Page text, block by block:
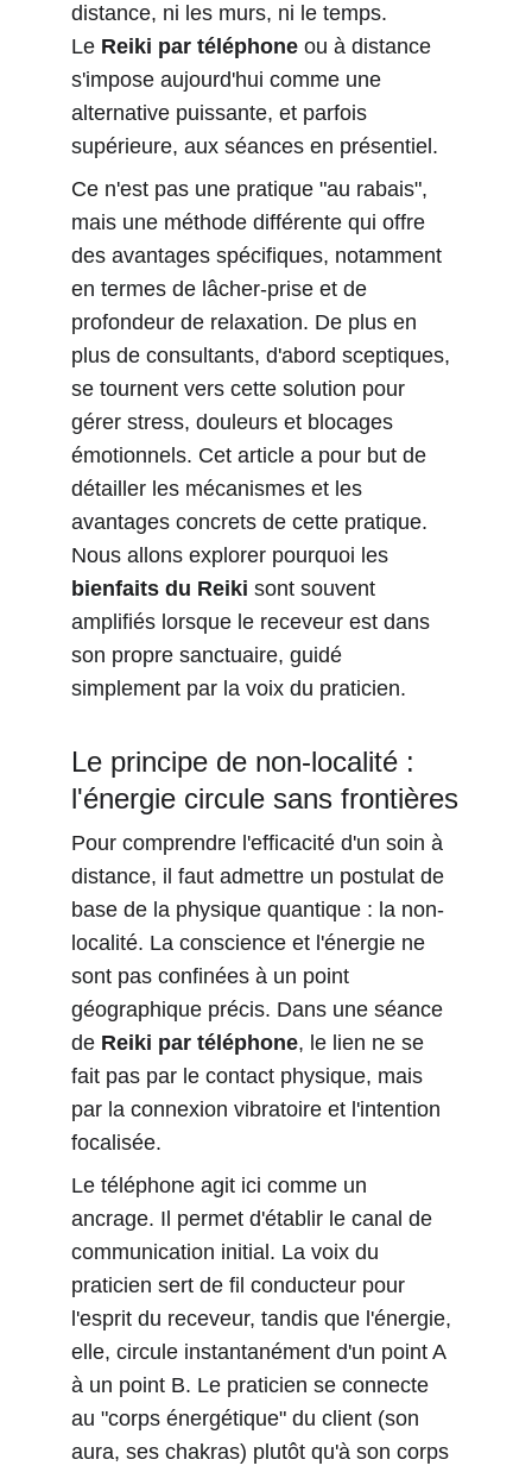
distance, ni les murs, ni le temps.
Le Reiki par téléphone ou à distance
s'impose aujourd'hui comme une
alternative puissante, et parfois
supérieure, aux séances en présentiel.
Ce n'est pas une pratique "au rabais",
mais une méthode différente qui offre
des avantages spécifiques, notamment
en termes de lâcher-prise et de
profondeur de relaxation. De plus en
plus de consultants, d'abord sceptiques,
se tournent vers cette solution pour
gérer stress, douleurs et blocages
émotionnels. Cet article a pour but de
détailler les mécanismes et les
avantages concrets de cette pratique.
Nous allons explorer pourquoi les
bienfaits du Reiki sont souvent
amplifiés lorsque le receveur est dans
son propre sanctuaire, guidé
simplement par la voix du praticien.
Le principe de non-localité :
l'énergie circule sans frontières
Pour comprendre l'efficacité d'un soin à
distance, il faut admettre un postulat de
base de la physique quantique : la non-
localité. La conscience et l'énergie ne
sont pas confinées à un point
géographique précis. Dans une séance
de Reiki par téléphone, le lien ne se
fait pas par le contact physique, mais
par la connexion vibratoire et l'intention
focalisée.
Le téléphone agit ici comme un
ancrage. Il permet d'établir le canal de
communication initial. La voix du
praticien sert de fil conducteur pour
l'esprit du receveur, tandis que l'énergie,
elle, circule instantanément d'un point A
à un point B. Le praticien se connecte
au "corps énergétique" du client (son
aura, ses chakras) plutôt qu'à son corps